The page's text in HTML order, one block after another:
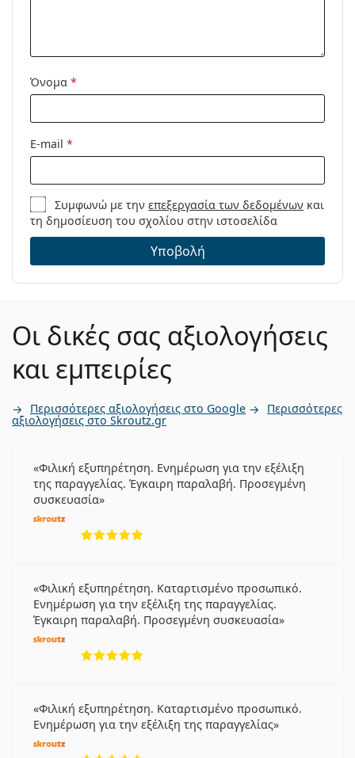
Άλλα
Τύπος:
Μάρκα:
Προϊόντος /
Μοντέλο:
Όνομα *
E-mail *
Συμφωνώ με τηνεπεξεργασία των δεδομένων και
τη δημοσίευση του σχολίου στην ιστοσελίδα
Υποβολή
Οι δικές σας αξιολογήσεις
και εμπειρίες
Περισσότερες αξιολογήσεις στο Google Περισσότερες
αξιολογήσεις στο Skroutz.gr
Φιλική εξυπηρέτηση. Ενημέρωση για την εξέλιξη
της παραγγελίας. Έγκαιρη παραλαβή. Προσεγμένη
συσκευασία
Φιλική εξυπηρέτηση. Καταρτισμένο προσωπικό.
Ενημέρωση για την εξέλιξη της παραγγελίας.
Έγκαιρη παραλαβή. Προσεγμένη συσκευασία
Φιλική εξυπηρέτηση. Καταρτισμένο προσωπικό.
Ενημέρωση για την εξέλιξη της παραγγελίας